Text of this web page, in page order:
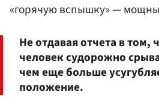
«горячую вспышку» —
Не отдавая отчета в том,
человек судорожно
чем еще больше
положение.